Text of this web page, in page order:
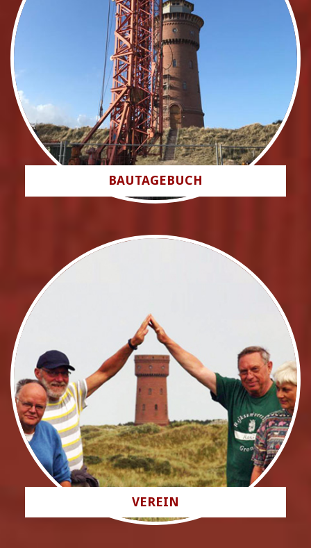
BAUTAGEBUCH
VEREIN